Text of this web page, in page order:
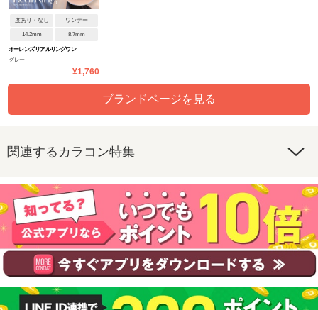
度あり・なし ワンデー
14.2mm 8.7mm
オーレンズ リアルリングワン
グレー
¥1,760
ブランドページを見る
関連するカラコン特集